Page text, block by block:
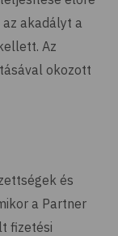
akadályt a
Az
okozott
és
a Partner
fizetési